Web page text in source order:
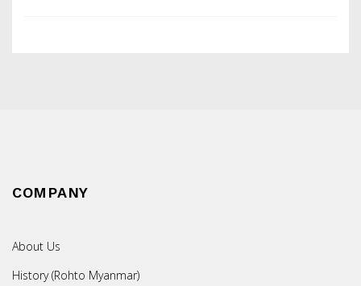
COMPANY
About Us
History (Rohto Myanmar)